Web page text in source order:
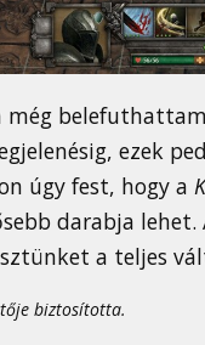
ezek
úgy fest, hogy a
darabja
a teljes
biztosította.